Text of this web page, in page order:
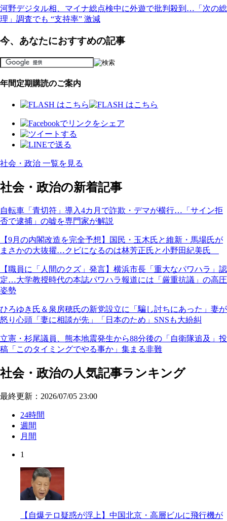
河野デジタル相、マイナ総点検中に外遊で批判殺到…「次の総
理」調査でも “支持率” 激減
今、あなたにおすすめの記事
年間定期購読のご案内
社会・政治 一覧を見る
社会・政治の新着記事
自転車「青切符」導入4カ月で詐欺・デマが横行…「サイン拒
否で逮捕」の嘘を専門家が解説
【9月の内閣改造を完全予想】国民・玉木氏と維新・馬場氏が
まさかの大抜擢…クビになるのは林芳正氏と小野田紀美氏
【職員に「人間のクズ」発言】横浜市長「重大なパワハラ」認
定…大学教授時代の本誌パワハラ報道には「厳重抗議」の高圧
姿勢
ひろゆき氏＆泉房穂氏の新党設立に「騙し討ちにあった」妻が
怒り心頭「妻に相談が先」「日本のため」SNSも大紛糾
立憲・杉尾議員、熊本地震発生から88分後の「自衛隊追及」投
稿「このタイミングでやる事か」集まる非難
社会・政治の人気記事ランキング
最終更新：2026/07/05 23:00
24時間
週間
月間
1
【自爆テロ疑惑が浮上】中国北京・高層ビルに飛行機が